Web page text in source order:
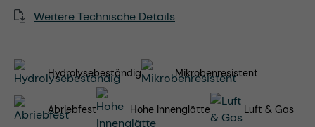
Weitere Technische Details
Hydrolysebeständig Mikrobenresistent
Abriebfest Hohe Innenglätte Luft & Gas